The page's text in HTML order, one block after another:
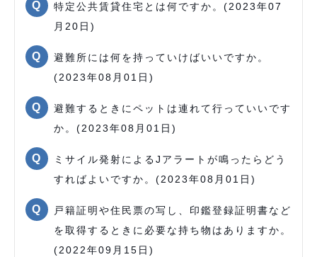
特定公共賃貸住宅とは何ですか。(2023年07
月20日)
避難所には何を持っていけばいいですか。
(2023年08月01日)
避難するときにペットは連れて行っていいです
か。(2023年08月01日)
ミサイル発射によるJアラートが鳴ったらどう
すればよいですか。(2023年08月01日)
戸籍証明や住民票の写し、印鑑登録証明書など
を取得するときに必要な持ち物はありますか。
(2022年09月15日)